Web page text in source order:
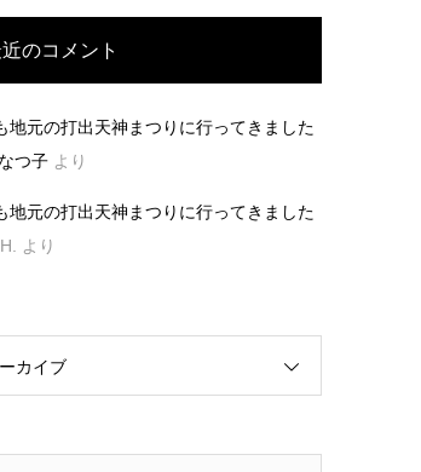
のコメント
地元の打出天神まつりに行ってきました
つ子 より
地元の打出天神まつりに行ってきました
より
カイブ